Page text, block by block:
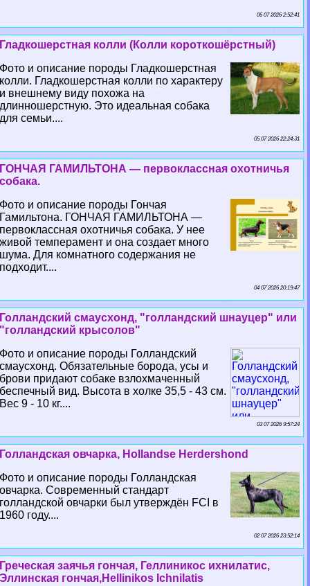
06 07 2026 2:52:41
Гладкошерстная колли (Колли короткошёрстный)
Фото и описание породы Гладкошерстная
колли. Гладкошерстная колли по хаpaктеру
и внешнему виду похожа на
длинношерстную. Это идеальная собака
для семьи....
05 07 2026 22:24:31
ГОНЧАЯ ГАМИЛЬТОНА — первоклассная охотничья
собака.
Фото и описание породы Гончая
Гамильтона. ГОНЧАЯ ГАМИЛЬТОНА —
первоклассная охотничья собака. У нее
живой темперамент и она создает много
шума. Для комнатного содержания не
подходит....
04 07 2026 20:19:47
Голландский смаусхонд, "голландский шнауцер" или
"голландский крысолов"
Фото и описание породы Голландский
смаусхонд. Обязательные борода, усы и
брови придают собаке взлохмаченный
беспечный вид. Высота в холке 35,5 - 43 см.
Вес 9 - 10 кг....
03 07 2026 9:57:24
Голландская овчарка, Hollandse Herdershond
Фото и описание породы Голландская
овчарка. Современный стандарт
голландской овчарки был утверждён FCI в
1960 году....
02 07 2026 23:52:14
Греческая заячья гончая, Геллиникос ихнилатис,
Эллинская гончая,Hellinikos Ichnilatis